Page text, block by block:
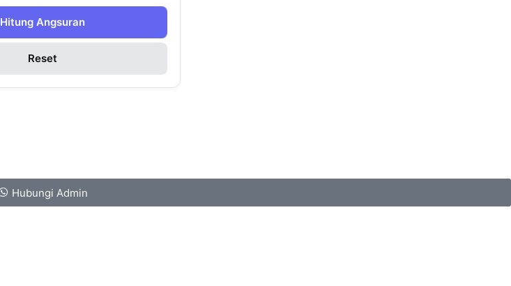
Hitung Angsuran
Reset
Hubungi Admin